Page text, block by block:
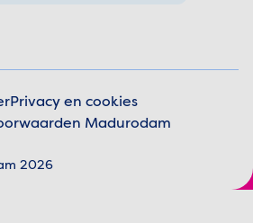
Privacy en cookies
Madurodam
2026